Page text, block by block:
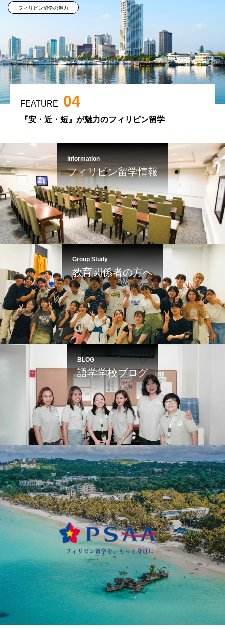
フィリピン留学の魅力
FEATURE 04
『安・近・短』が魅力のフィリピン留学
information
フィリピン留学情報
Group Study
教育関係者の方へ
BLOG
語学学校ブログ